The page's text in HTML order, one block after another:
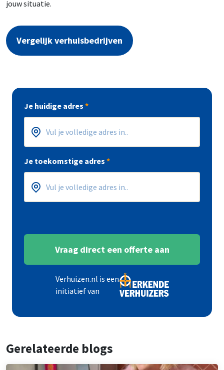
jouw situatie.
Vergelijk verhuisbedrijven
Je huidige adres *
Postcode*
Huisnummer*
Je toekomstige adres *
Vraag direct een offerte aan
Verhuizen.nl is een
initiatief van
Gerelateerde blogs